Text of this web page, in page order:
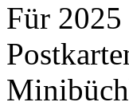
Für